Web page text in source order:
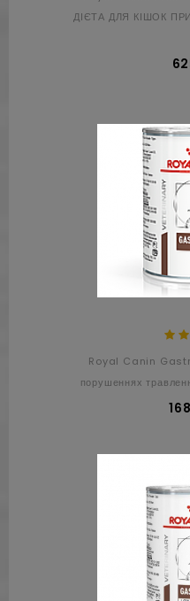
ДІЄТА ДЛЯ КІШОК
Royal Canin
порушеннях